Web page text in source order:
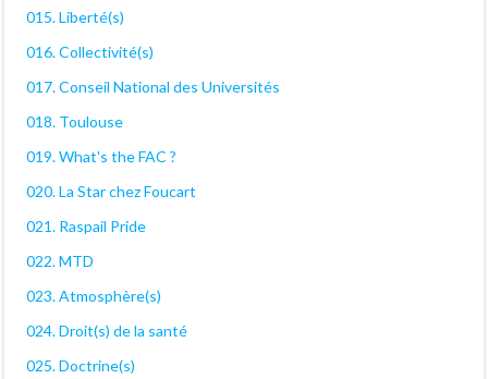
015. Liberté(s)
016. Collectivité(s)
017. Conseil National des Universités
018. Toulouse
019. What's the FAC ?
020. La Star chez Foucart
021. Raspail Pride
022. MTD
023. Atmosphère(s)
024. Droit(s) de la santé
025. Doctrine(s)